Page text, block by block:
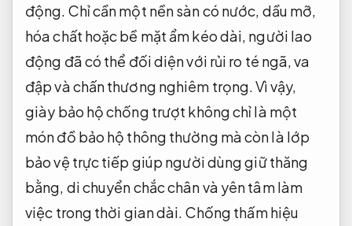
động. Chỉ cần một nền sàn có nước, dầu mỡ,
hóa chất hoặc bề mặt ẩm kéo dài, người lao
động đã có thể đối diện với rủi ro té ngã, va
đập và chấn thương nghiêm trọng. Vì vậy,
giày bảo hộ chống trượt không chỉ là một
món đồ bảo hộ thông thường mà còn là lớp
bảo vệ trực tiếp giúp người dùng giữ thăng
bằng, di chuyển chắc chân và yên tâm làm
việc trong thời gian dài. Chống thấm hiệu